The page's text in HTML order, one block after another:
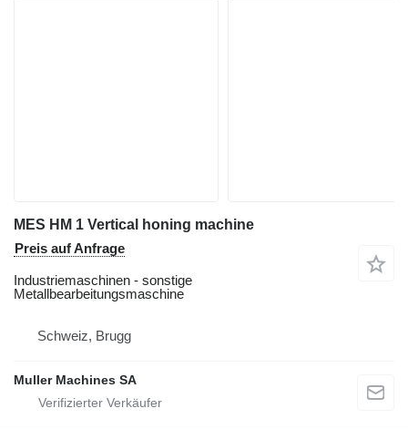
MES HM 1 Vertical honing machine
Preis auf Anfrage
Industriemaschinen - sonstige
Metallbearbeitungsmaschine
Schweiz, Brugg
Muller Machines SA